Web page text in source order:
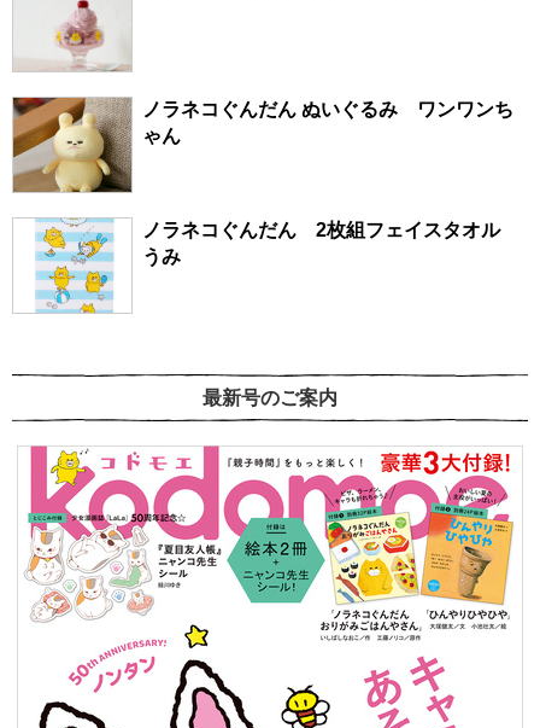
ノラネコぐんだん ぬいぐるみ ワンワンち
ゃん
ノラネコぐんだん 2枚組フェイスタオル
うみ
最新号のご案内